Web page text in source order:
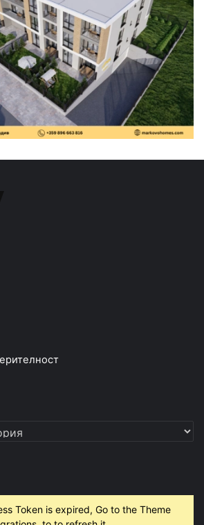
Token is expired, Go to the Theme